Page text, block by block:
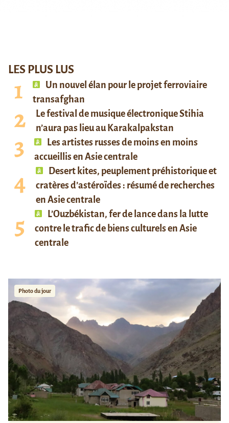
LES PLUS LUS
Un nouvel élan pour le projet ferroviaire
transafghan
Le festival de musique électronique Stihia
n’aura pas lieu au Karakalpakstan
Les artistes russes de moins en moins
accueillis en Asie centrale
Desert kites, peuplement préhistorique et
cratères d’astéroïdes : résumé de recherches
en Asie centrale
L’Ouzbékistan, fer de lance dans la lutte
contre le trafic de biens culturels en Asie
centrale
Photo du jour